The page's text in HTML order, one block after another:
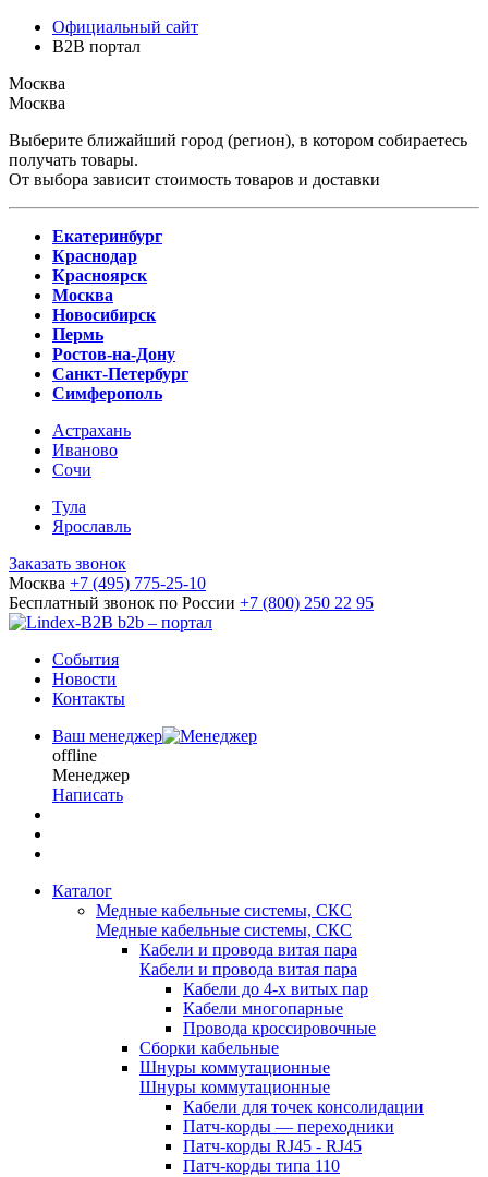
Официальный сайт
B2B портал
Москва
Москва
Выберите ближайший город (регион), в котором собираетесь
получать товары.
От выбора зависит стоимость товаров и доставки
Екатеринбург
Краснодар
Красноярск
Москва
Новосибирск
Пермь
Ростов-на-Дону
Санкт-Петербург
Симферополь
Астрахань
Иваново
Сочи
Тула
Ярославль
Заказать звонок
Москва +7 (495) 775-25-10
Бесплатный звонок по России +7 (800) 250 22 95
b2b – портал
События
Новости
Контакты
Ваш менеджер
offline
Менеджер
Написать
Каталог
Медные кабельные системы, СКС
Медные кабельные системы, СКС
Кабели и провода витая пара
Кабели и провода витая пара
Кабели до 4-х витых пар
Кабели многопарные
Провода кроссировочные
Сборки кабельные
Шнуры коммутационные
Шнуры коммутационные
Кабели для точек консолидации
Патч-корды — переходники
Патч-корды RJ45 - RJ45
Патч-корды типа 110